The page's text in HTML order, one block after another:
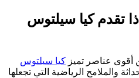
تقدم كيا سيلتوس
أقوى عناصر تميز كيا سيلتوس
والملامح الرياضية التي تجعلها